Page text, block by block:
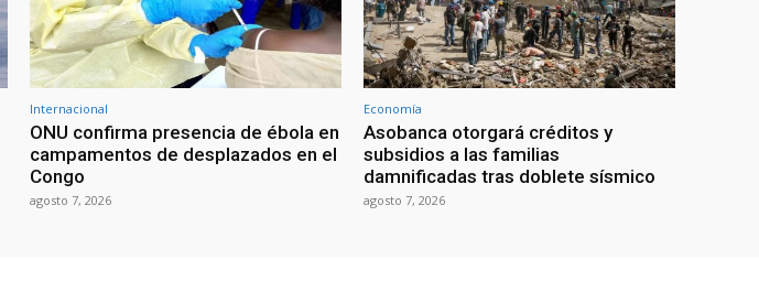
Internacional
ONU confirma presencia de ébola en
campamentos de desplazados en el
Congo
agosto 7, 2026
Economía
Asobanca otorgará créditos y
subsidios a las familias
damnificadas tras doblete sísmico
agosto 7, 2026